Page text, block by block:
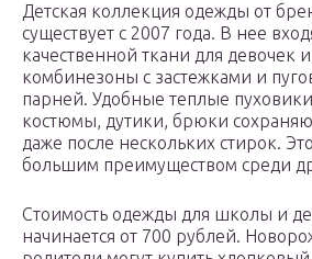
Детская коллекция одежды от
существует с 2007 года. В нее
качественной ткани для девочек
комбинезоны с застежками и
парней. Удобные теплые
костюмы, дутики, брюки
даже после нескольких стирок.
большим преимуществом среди
Стоимость одежды для школы и
начинается от 700 рублей.